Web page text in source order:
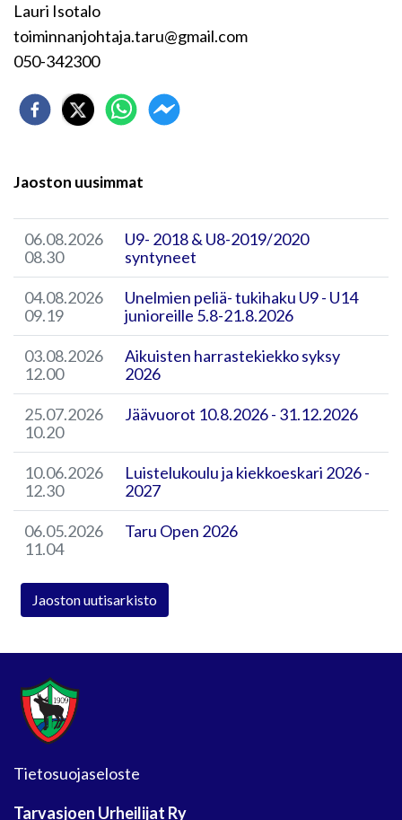
Lauri Isotalo
toiminnanjohtaja.taru@gmail.com
050-342300
Jaoston uusimmat
06.08.2026
08.30
U9- 2018 & U8-2019/2020
syntyneet
04.08.2026
09.19
Unelmien peliä- tukihaku U9 - U14
junioreille 5.8-21.8.2026
03.08.2026
12.00
Aikuisten harrastekiekko syksy
2026
25.07.2026
10.20
Jäävuorot 10.8.2026 - 31.12.2026
10.06.2026
12.30
Luistelukoulu ja kiekkoeskari 2026 -
2027
06.05.2026
11.04
Taru Open 2026
Jaoston uutisarkisto
Tietosuojaseloste
Tarvasjoen Urheilijat Ry